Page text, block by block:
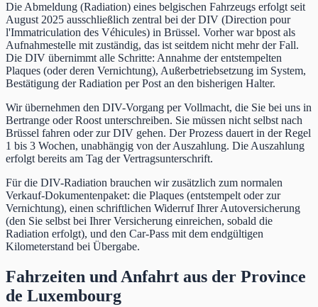
Die Abmeldung (Radiation) eines belgischen Fahrzeugs erfolgt seit
August 2025 ausschließlich zentral bei der DIV (Direction pour
l'Immatriculation des Véhicules) in Brüssel. Vorher war bpost als
Aufnahmestelle mit zuständig, das ist seitdem nicht mehr der Fall.
Die DIV übernimmt alle Schritte: Annahme der entstempelten
Plaques (oder deren Vernichtung), Außerbetriebsetzung im System,
Bestätigung der Radiation per Post an den bisherigen Halter.
Wir übernehmen den DIV-Vorgang per Vollmacht, die Sie bei uns in
Bertrange oder Roost unterschreiben. Sie müssen nicht selbst nach
Brüssel fahren oder zur DIV gehen. Der Prozess dauert in der Regel
1 bis 3 Wochen, unabhängig von der Auszahlung. Die Auszahlung
erfolgt bereits am Tag der Vertragsunterschrift.
Für die DIV-Radiation brauchen wir zusätzlich zum normalen
Verkauf-Dokumentenpaket: die Plaques (entstempelt oder zur
Vernichtung), einen schriftlichen Widerruf Ihrer Autoversicherung
(den Sie selbst bei Ihrer Versicherung einreichen, sobald die
Radiation erfolgt), und den Car-Pass mit dem endgültigen
Kilometerstand bei Übergabe.
Fahrzeiten und Anfahrt aus der Province
de Luxembourg